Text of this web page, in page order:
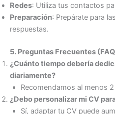
Redes: Utiliza tus contactos
Preparación: Prepárate para
respuestas.
5. Preguntas Frecuentes
¿Cuánto tiempo debería
diariamente?
Recomendamos al menos
¿Debo personalizar mi CV
Sí, adaptar tu CV puede